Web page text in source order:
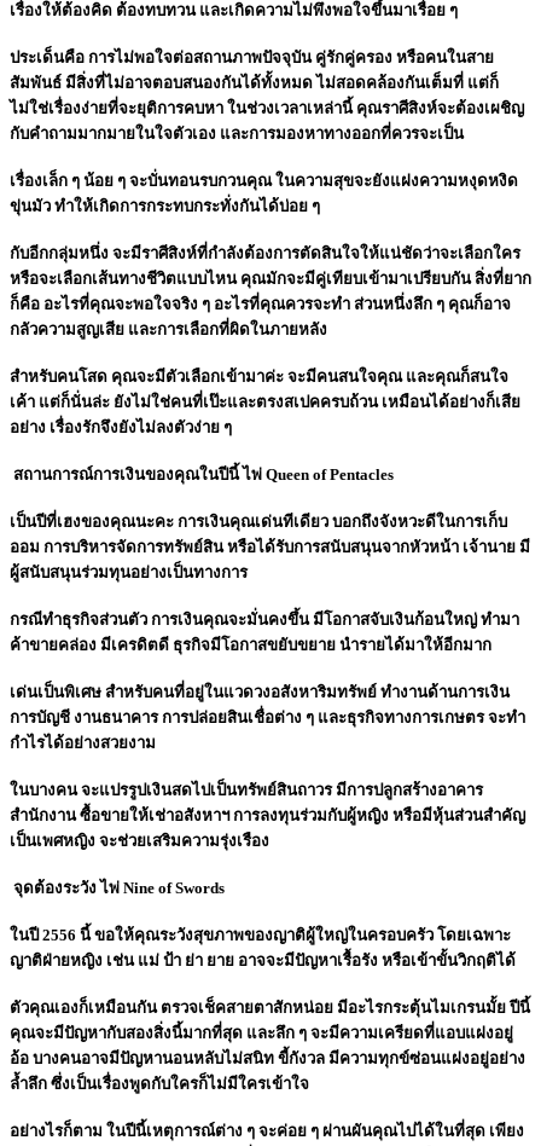
เรื่องให้ต้องคิด ต้องทบทวน และเกิดความไม่พึงพอใจขึ้นมาเรื่อย ๆ
ประเด็นคือ การไม่พอใจต่อสถานภาพปัจจุบัน คู่รักคู่ครอง หรือคนในสาย
สัมพันธ์ มีสิ่งที่ไม่อาจตอบสนองกันได้ทั้งหมด ไม่สอดคล้องกันเต็มที่ แต่ก็
ไม่ใช่เรื่องง่ายที่จะยุติการคบหา ในช่วงเวลาเหล่านี้ คุณราศีสิงห์จะต้องเผชิญ
กับคำถามมากมายในใจตัวเอง และการมองหาทางออกที่ควรจะเป็น
เรื่องเล็ก ๆ น้อย ๆ จะบั่นทอนรบกวนคุณ ในความสุขจะยังแฝงความหงุดหงิด
ขุ่นมัว ทำให้เกิดการกระทบกระทั่งกันได้บ่อย ๆ
กับอีกกลุ่มหนึ่ง จะมีราศีสิงห์ที่กำลังต้องการตัดสินใจให้แน่ชัดว่าจะเลือกใคร
หรือจะเลือกเส้นทางชีวิตแบบไหน คุณมักจะมีคู่เทียบเข้ามาเปรียบกัน สิ่งที่ยาก
ก็คือ อะไรที่คุณจะพอใจจริง ๆ อะไรที่คุณควรจะทำ ส่วนหนึ่งลึก ๆ คุณก็อาจ
กลัวความสูญเสีย และการเลือกที่ผิดในภายหลัง
สำหรับคนโสด คุณจะมีตัวเลือกเข้ามาค่ะ จะมีคนสนใจคุณ และคุณก็สนใจ
เค้า แต่ก็นั่นล่ะ ยังไม่ใช่คนที่เป๊ะและตรงสเปคครบถ้วน เหมือนได้อย่างก็เสีย
อย่าง เรื่องรักจึงยังไม่ลงตัวง่าย ๆ
สถานการณ์การเงินของคุณในปีนี้ ไพ่ Queen of Pentacles
เป็นปีที่เฮงของคุณนะคะ การเงินคุณเด่นทีเดียว บอกถึงจังหวะดีในการเก็บ
ออม การบริหารจัดการทรัพย์สิน หรือได้รับการสนับสนุนจากหัวหน้า เจ้านาย มี
ผู้สนับสนุนร่วมทุนอย่างเป็นทางการ
กรณีทำธุรกิจส่วนตัว การเงินคุณจะมั่นคงขึ้น มีโอกาสจับเงินก้อนใหญ่ ทำมา
ค้าขายคล่อง มีเครดิตดี ธุรกิจมีโอกาสขยับขยาย นำรายได้มาให้อีกมาก
เด่นเป็นพิเศษ สำหรับคนที่อยู่ในแวดวงอสังหาริมทรัพย์ ทำงานด้านการเงิน
การบัญชี งานธนาคาร การปล่อยสินเชื่อต่าง ๆ และธุรกิจทางการเกษตร จะทำ
กำไรได้อย่างสวยงาม
ในบางคน จะแปรรูปเงินสดไปเป็นทรัพย์สินถาวร มีการปลูกสร้างอาคาร
สำนักงาน ซื้อขายให้เช่าอสังหาฯ การลงทุนร่วมกับผู้หญิง หรือมีหุ้นส่วนสำคัญ
เป็นเพศหญิง จะช่วยเสริมความรุ่งเรือง
จุดต้องระวัง ไพ่ Nine of Swords
ในปี 2556 นี้ ขอให้คุณระวังสุขภาพของญาติผู้ใหญ่ในครอบครัว โดยเฉพาะ
ญาติฝ่ายหญิง เช่น แม่ ป้า ย่า ยาย อาจจะมีปัญหาเรื้อรัง หรือเข้าขั้นวิกฤติได้
ตัวคุณเองก็เหมือนกัน ตรวจเช็คสายตาสักหน่อย มีอะไรกระตุ้นไมเกรนมั้ย ปีนี้
คุณจะมีปัญหากับสองสิ่งนี้มากที่สุด และลึก ๆ จะมีความเครียดที่แอบแฝงอยู่
อ้อ บางคนอาจมีปัญหานอนหลับไม่สนิท ขี้กังวล มีความทุกข์ซ่อนแฝงอยู่อย่าง
ล้ำลึก ซึ่งเป็นเรื่องพูดกับใครก็ไม่มีใครเข้าใจ
อย่างไรก็ตาม ในปีนี้เหตุการณ์ต่าง ๆ จะค่อย ๆ ผ่านผันคุณไปได้ในที่สุด เพียง